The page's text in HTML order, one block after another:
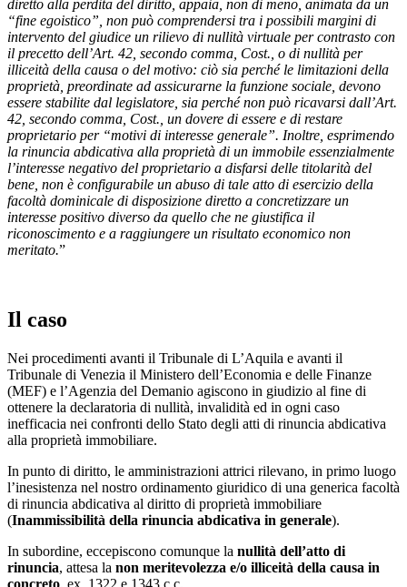
diretto alla perdita del diritto, appaia, non di meno, animata da un
“fine egoistico”, non può comprendersi tra i possibili margini di
intervento del giudice un rilievo di nullità virtuale per contrasto con
il precetto dell’Art. 42, secondo comma, Cost., o di nullità per
illiceità della causa o del motivo: ciò sia perché le limitazioni della
proprietà, preordinate ad assicurarne la funzione sociale, devono
essere stabilite dal legislatore, sia perché non può ricavarsi dall’Art.
42, secondo comma, Cost., un dovere di essere e di restare
proprietario per “motivi di interesse generale”. Inoltre, esprimendo
la rinuncia abdicativa alla proprietà di un immobile essenzialmente
l’interesse negativo del proprietario a disfarsi delle titolarità del
bene, non è configurabile un abuso di tale atto di esercizio della
facoltà dominicale di disposizione diretto a concretizzare un
interesse positivo diverso da quello che ne giustifica il
riconoscimento e a raggiungere un risultato economico non
meritato.”
Il caso
Nei procedimenti avanti il Tribunale di L’Aquila e avanti il
Tribunale di Venezia il Ministero dell’Economia e delle Finanze
(MEF) e l’Agenzia del Demanio agiscono in giudizio al fine di
ottenere la declaratoria di nullità, invalidità ed in ogni caso
inefficacia nei confronti dello Stato degli atti di rinuncia abdicativa
alla proprietà immobiliare.
In punto di diritto, le amministrazioni attrici rilevano, in primo luogo
l’inesistenza nel nostro ordinamento giuridico di una generica facoltà
di rinuncia abdicativa al diritto di proprietà immobiliare
(Inammissibilità della rinuncia abdicativa in generale).
In subordine, eccepiscono comunque la nullità dell’atto di
rinuncia, attesa la non meritevolezza e/o illiceità della causa in
concreto, ex 1322 e 1343 c.c.